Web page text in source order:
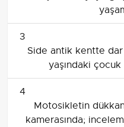
3
Side antik kentte dar
yaşındaki
4
Motosikletin dükkan
kamerasında;